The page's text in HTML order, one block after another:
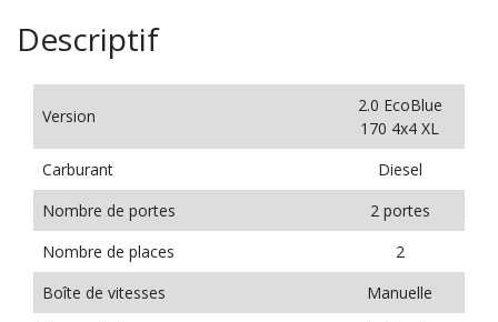
Descriptif
Version
2.0 EcoBlue
170 4x4 XL
Carburant
Diesel
Nombre de portes
2 portes
Nombre de places
2
Boîte de vitesses
Manuelle